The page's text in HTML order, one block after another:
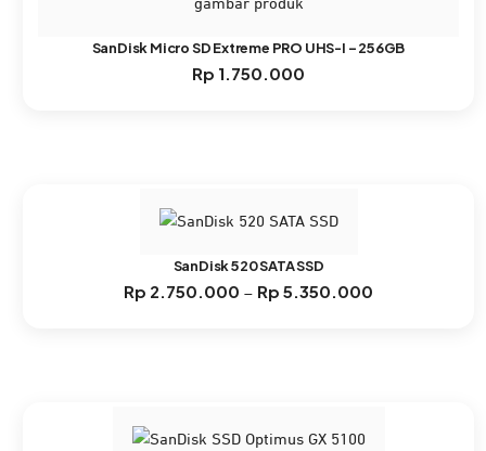
SanDisk Micro SD Extreme PRO UHS-I – 256GB
Rp 1.750.000
SanDisk 520 SATA SSD
Rp 2.750.000 – Rp 5.350.000